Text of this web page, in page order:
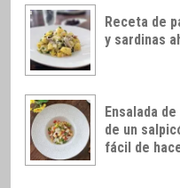
Receta de
y sardinas
Ensalada
de un
fácil de